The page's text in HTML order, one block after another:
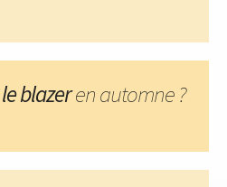
blazeren automne ?